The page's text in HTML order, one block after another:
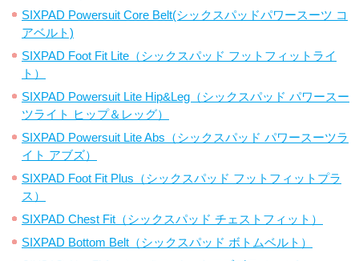
SIXPAD Powersuit Core Belt(シックスパッドパワースーツ コ
アベルト)
SIXPAD Foot Fit Lite（シックスパッド フットフィットライ
ト）
SIXPAD Powersuit Lite Hip&Leg（シックスパッド パワースー
ツライト ヒップ＆レッグ）
SIXPAD Powersuit Lite Abs（シックスパッド パワースーツラ
イト アブズ）
SIXPAD Foot Fit Plus（シックスパッド フットフィットプラ
ス）
SIXPAD Chest Fit（シックスパッド チェストフィット）
SIXPAD Bottom Belt（シックスパッド ボトムベルト）